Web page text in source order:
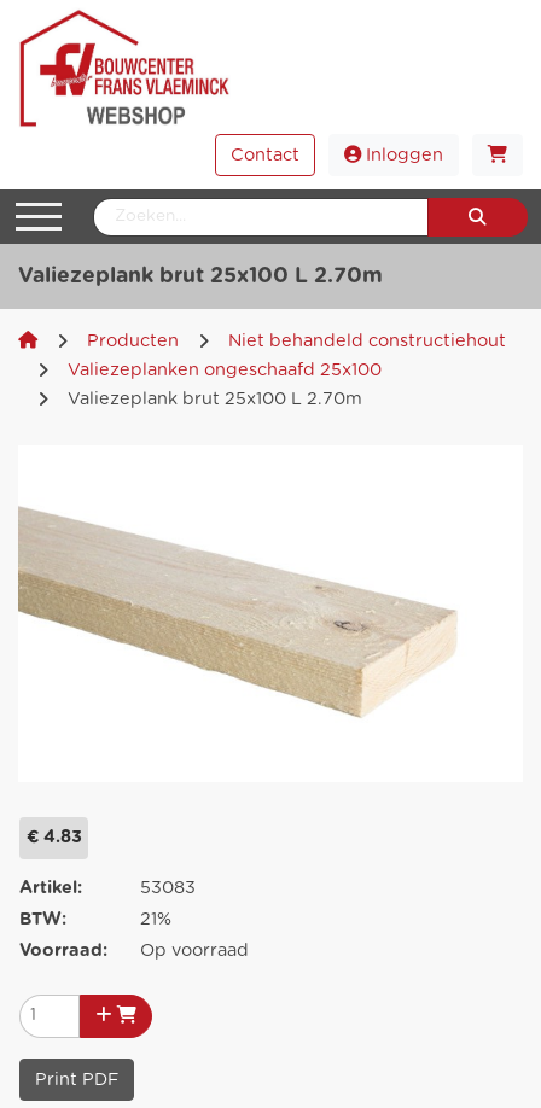
Contact Inloggen
Valiezeplank brut 25x100 L 2.70m
Producten
Niet behandeld constructiehout
Valiezeplanken ongeschaafd 25x100
Valiezeplank brut 25x100 L 2.70m
€ 4.83
Artikel:
53083
BTW:
21%
Voorraad:
Op voorraad
Print PDF